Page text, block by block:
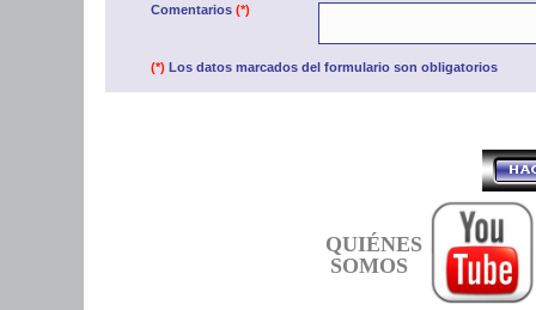
Comentarios (*)
(*) Los datos marcados del formulario son obligatorios
QUIÉNES
SOMOS